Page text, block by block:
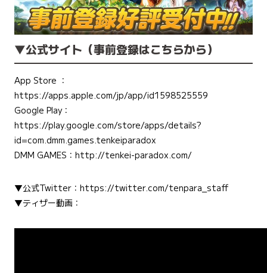
▼公式サイト（事前登録はこちらから）
App Store ：
https://apps.apple.com/jp/app/id1598525559
Google Play：
https://play.google.com/store/apps/details?
id=com.dmm.games.tenkeiparadox
DMM GAMES： http://tenkei-paradox.com/
▼公式Twitter： https://twitter.com/tenpara_staff
▼ティザー動画：